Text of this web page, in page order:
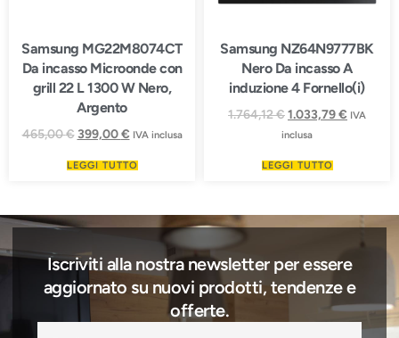
Samsung MG22M8074CT
Da incasso Microonde con
grill 22 L 1300 W Nero,
Argento
465,00€ 399,00€ IVA inclusa
LEGGI TUTTO
Samsung NZ64N9777BK
Nero Da incasso A
induzione 4 Fornello(i)
1.764,12€1.033,79€ IVA
inclusa
LEGGI TUTTO
Iscriviti alla nostra newsletter per essere
aggiornato su nuovi prodotti, tendenze e
offerte.